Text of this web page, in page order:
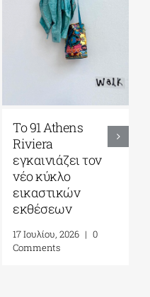
Έρχεται το
Platforms Project
2026| 17-20
Σεπτεμβρίου στο
Καπνεργοστάσιο
της Βουλής των
22 Ιουλίου, 2026